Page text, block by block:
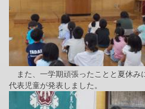
また、一学期頑張ったことと夏休み
代表児童が発表しました。